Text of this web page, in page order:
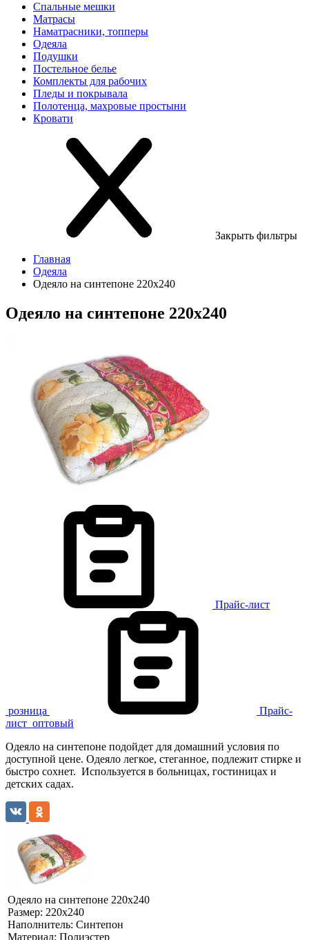
Спальные мешки
Матрасы
Наматрасники, топперы
Одеяла
Подушки
Постельное белье
Комплекты для рабочих
Пледы и покрывала
Полотенца, махровые простыни
Кровати
Закрыть фильтры
Главная
Одеяла
Одеяло на синтепоне 220х240
Одеяло на синтепоне 220х240
Прайс-лист
розница
Прайс-
лист оптовый
Одеяло на синтепоне подойдет для домашний условия по
доступной цене. Одеяло легкое, стеганное, подлежит стирке и
быстро сохнет. Используется в больницах, гостиницах и
детских садах.
Одеяло на синтепоне 220х240
Размер: 220х240
Наполнитель: Синтепон
Материал: Полиэстер